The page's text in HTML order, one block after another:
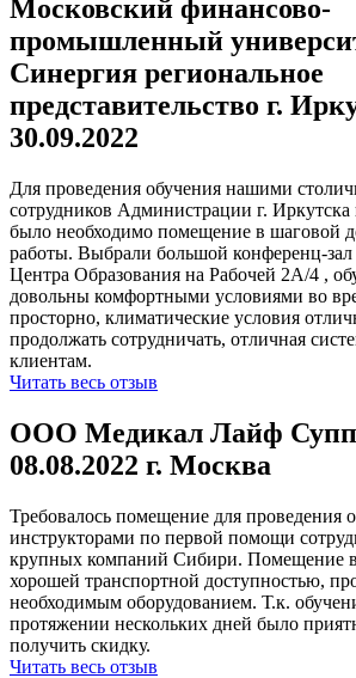
Московский финансово-
промышленный
Синергия региональное
представительство г.
30.09.2022
Для проведения обучения нашими
сотрудников Администрации г.
было необходимо помещение в шаговой
работы. Выбрали большой конференц-
Центра Образования на Рабочей 2А/4 ,
довольны комфортными условиями во
просторно, климатические условия
продолжать сотрудничать, отличная
клиентам.
Читать весь отзыв
ООО Медикал Лайф
08.08.2022 г. Москва
Требовалось помещение для проведения
инструкторами по первой помощи
крупных компаний Сибири. Помещение в
хорошей транспортной доступностью,
необходимым оборудованием. Т.к.
протяжении нескольких дней было
получить скидку.
Читать весь отзыв